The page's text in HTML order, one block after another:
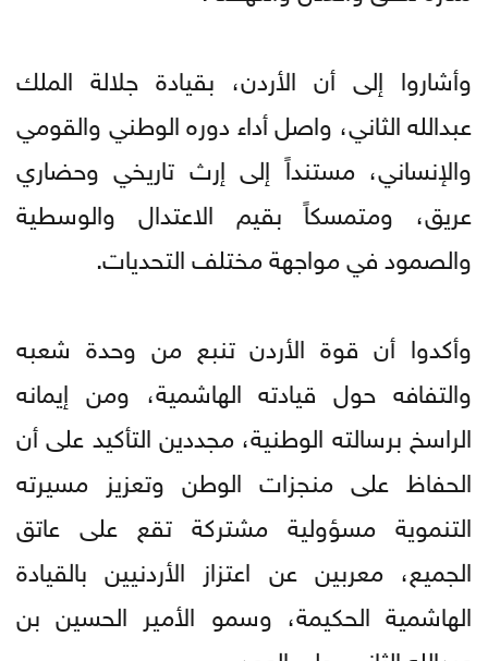
وأشاروا إلى أن الأردن، بقيادة جلالة الملك
عبدالله الثاني، واصل أداء دوره الوطني والقومي
والإنساني، مستنداً إلى إرث تاريخي وحضاري
عريق، ومتمسكاً بقيم الاعتدال والوسطية
والصمود في مواجهة مختلف التحديات.
وأكدوا أن قوة الأردن تنبع من وحدة شعبه
والتفافه حول قيادته الهاشمية، ومن إيمانه
الراسخ برسالته الوطنية، مجددين التأكيد على أن
الحفاظ على منجزات الوطن وتعزيز مسيرته
التنموية مسؤولية مشتركة تقع على عاتق
الجميع، معربين عن اعتزاز الأردنيين بالقيادة
الهاشمية الحكيمة، وسمو الأمير الحسين بن